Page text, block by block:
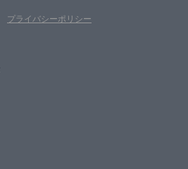
プライバシーポリシー